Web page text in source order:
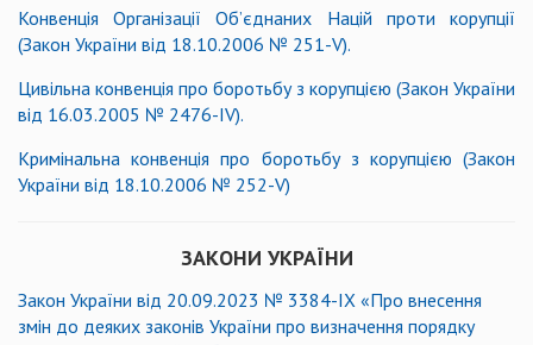
Конвенція Організації Об’єднаних Націй проти корупції
(Закон України від 18.10.2006 № 251-V).
Цивільна конвенція про боротьбу з корупцією (Закон України
від 16.03.2005 № 2476-ІV).
Кримінальна конвенція про боротьбу з корупцією (Закон
України від 18.10.2006 № 252-V)
ЗАКОНИ УКРАЇНИ
Закон України від 20.09.2023 № 3384-IX «Про внесення
змін до деяких законів України про визначення порядку